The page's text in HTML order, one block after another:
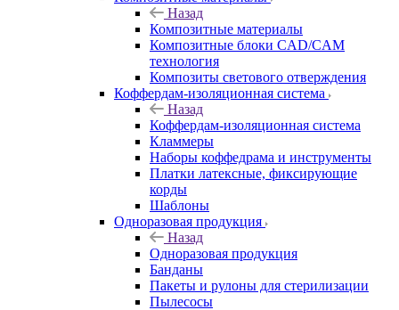
Назад
Композитные материалы
Композитные блоки CAD/СAM
технология
Композиты светового отверждения
Коффердам-изоляционная система
Назад
Коффердам-изоляционная система
Кламмеры
Наборы коффедрама и инструменты
Платки латексные, фиксирующие
корды
Шаблоны
Одноразовая продукция
Назад
Одноразовая продукция
Банданы
Пакеты и рулоны для стерилизации
Пылесосы